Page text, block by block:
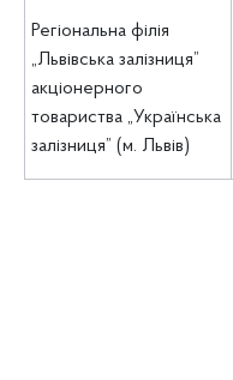
Регіональна філія
„Львівська залізниця”
акціонерного
товариства „Українська
залізниця” (м. Львів)